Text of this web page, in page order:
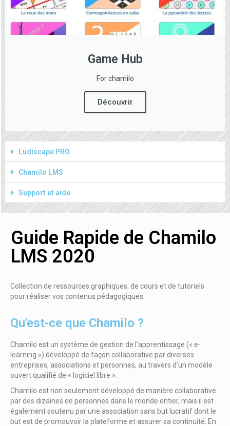
Game Hub
For chamilo
Découvrir
Ludiscape PRO
Chamilo LMS
Support et aide
Guide Rapide de Chamilo
LMS 2020
Collection de ressources graphiques, de cours et de tutoriels
pour réaliser vos contenus pédagogiques.
Qu'est-ce que Chamilo ?
Chamilo est un système de gestion de l’apprentissage (« e-
learning ») développé de façon collaborative par diverses
entreprises, associations et personnes, au travers d’un modèle
ouvert qualifié de « logiciel libre ».
Chamilo est non seulement développé de manière collaborative
par des dizaines de personnes dans le monde entier, mais il est
également soutenu par une association sans but lucratif dont le
but est de promouvoir la plateforme et assurer sa continuité. En